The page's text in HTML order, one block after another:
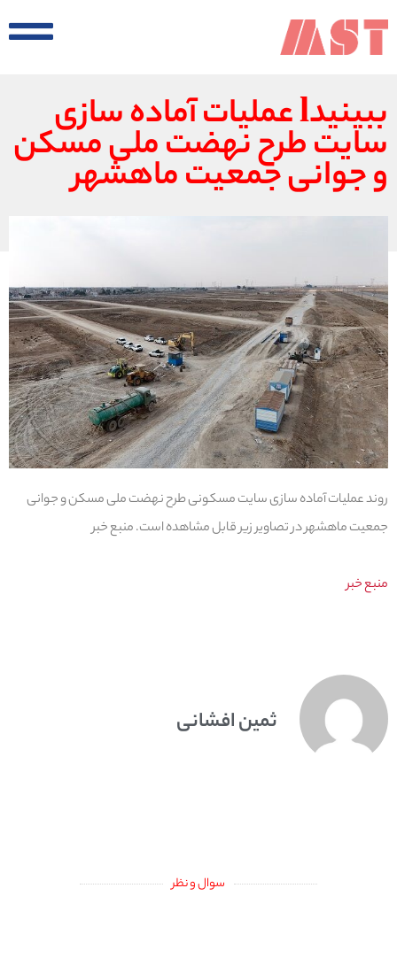
ببینیدl عملیات آماده سازی
سایت طرح نهضت ملی مسکن
و جوانی جمعیت ماهشهر
روند عملیات آماده سازی سایت مسکونی طرح نهضت ملی مسکن و جوانی
جمعیت ماهشهر در تصاویر زیر قابل مشاهده است. منبع خبر
منبع خبر
ثمین افشانی
سوال و نظر